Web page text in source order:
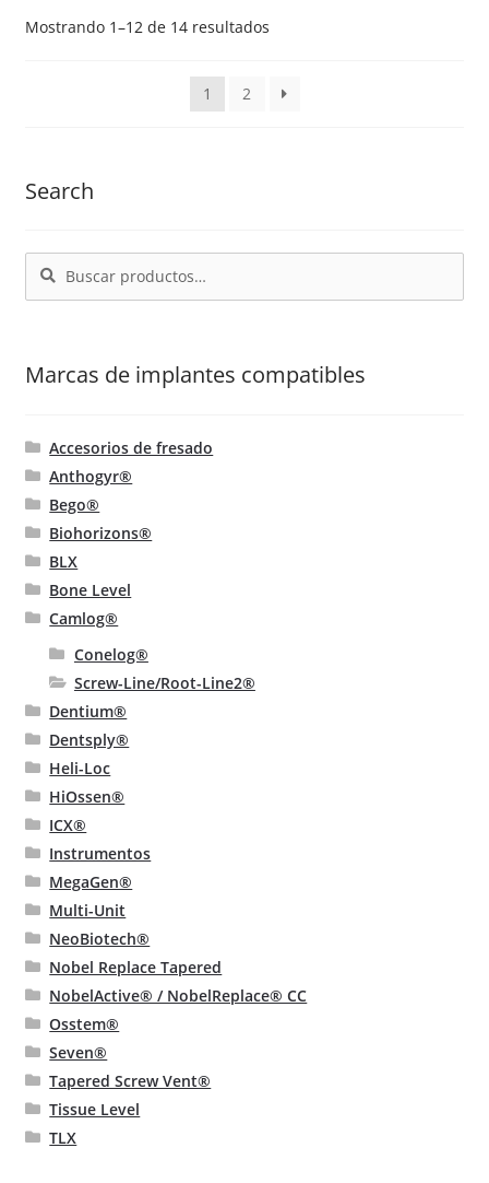
Mostrando 1–12 de 14 resultadosOrdenado
1
2
Search
Buscar
por:
Buscar
Marcas de implantes compatibles
Accesorios de fresado
Anthogyr®
Bego®
Biohorizons®
BLX
Bone Level
Camlog®
Conelog®
Screw-Line/Root-Line2®
Dentium®
Dentsply®
Heli-Loc
HiOssen®
ICX®
Instrumentos
MegaGen®
Multi-Unit
NeoBiotech®
Nobel Replace Tapered
NobelActive® / NobelReplace® CC
Osstem®
Seven®
Tapered Screw Vent®
Tissue Level
TLX